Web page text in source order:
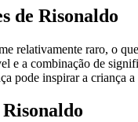
de Risonaldo
relativamente raro, o
e a combinação de
pode inspirar a criança
Risonaldo